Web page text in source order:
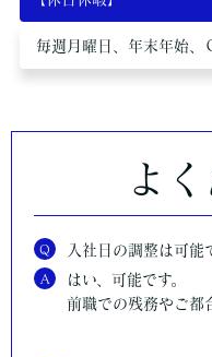
毎週月曜日、年末年始、
よ
Q 入社日の調整は可能
A
はい、可能です。
前職での残務やご都